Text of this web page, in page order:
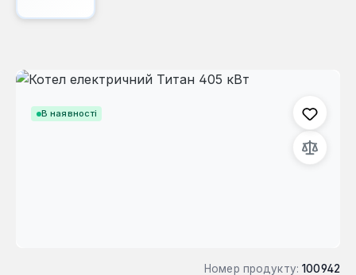
В наявності
Пропустити галерею зображень
Номер продукту: 100942